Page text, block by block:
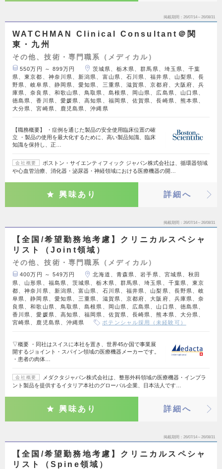
掲載期間 26/07/14～26/08/31
WATCHMAN Clinical Consultant＠関
東・九州
その他、技術・専門職系（メディカル）
550万円 ～ 899万円
茨城県、栃木県、群馬県、埼玉県、千葉
県、東京都、神奈川県、新潟県、富山県、石川県、福井県、山梨県、長
野県、岐阜県、静岡県、愛知県、三重県、滋賀県、京都府、大阪府、兵
庫県、奈良県、和歌山県、鳥取県、島根県、岡山県、広島県、山口県、
徳島県、香川県、愛媛県、高知県、福岡県、佐賀県、長崎県、熊本県、
大分県、宮崎県、鹿児島県、沖縄県
【職務概要】 ・症例を通じた製品の安全使用臨床位置の確
立 ・製品の使用を最大化するために、高い製品知識、臨床
知識を保持し、正…
会社概要
ボストン・サイエンティフィック ジャパン株式会社は、循環器領域
や心血管治療、消化器・泌尿器・神経領域における医療機器の開…
興味あり 詳細へ
掲載期間 26/07/14～26/08/31
【全国/希望勤務地考慮】クリニカルスペシャ
リスト（Joint領域）
その他、技術・専門職系（メディカル）
400万円 ～ 549万円
北海道、青森県、岩手県、宮城県、秋田
県、山形県、福島県、茨城県、栃木県、群馬県、埼玉県、千葉県、東京
都、神奈川県、新潟県、富山県、石川県、福井県、山梨県、長野県、岐
阜県、静岡県、愛知県、三重県、滋賀県、京都府、大阪府、兵庫県、奈
良県、和歌山県、鳥取県、島根県、岡山県、広島県、山口県、徳島県、
香川県、愛媛県、高知県、福岡県、佐賀県、長崎県、熊本県、大分県、
宮崎県、鹿児島県、沖縄県
ポテンシャル採用（未経験可）
▽概要 ・同社はスイスに本社を置き、世界45か国で事業展
開するジョイント・スパイン領域の医療機器メーカーです。
・患者の肉体…
会社概要
メダクタジャパン株式会社は、整形外科領域の医療機器・インプラ
ント製品を提供するイタリア本社のグローバル企業、日本法人です…
興味あり 詳細へ
掲載期間 26/07/14～26/08/31
【全国/希望勤務地考慮】クリニカルスペシャ
リスト（Spine領域）